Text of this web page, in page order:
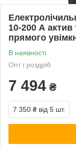
10-200 А
прямого
В наявності
Опт і роздріб
7 494 ₴
7 350 ₴ від 5 шт.